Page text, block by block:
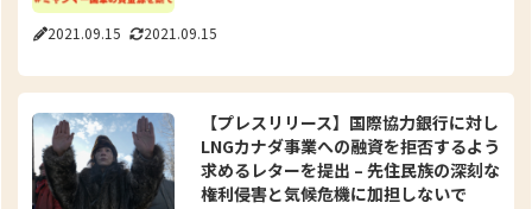
2021.09.15 2021.09.15
【プレスリリース】国際協力銀行に対し
LNGカナダ事業への融資を拒否するよう
求めるレターを提出 – 先住民族の深刻な
権利侵害と気候危機に加担しないで